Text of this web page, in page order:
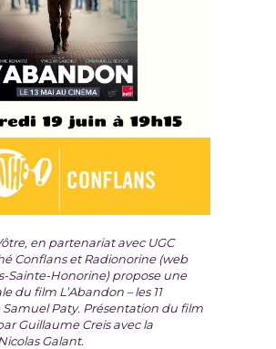
en partenariat avec UGC
Conflans et Radionorine (web
Sainte-Honorine) propose une
du film L’Abandon – les 11
Paty. Présentation du film
Guillaume Creis avec la
Galant.